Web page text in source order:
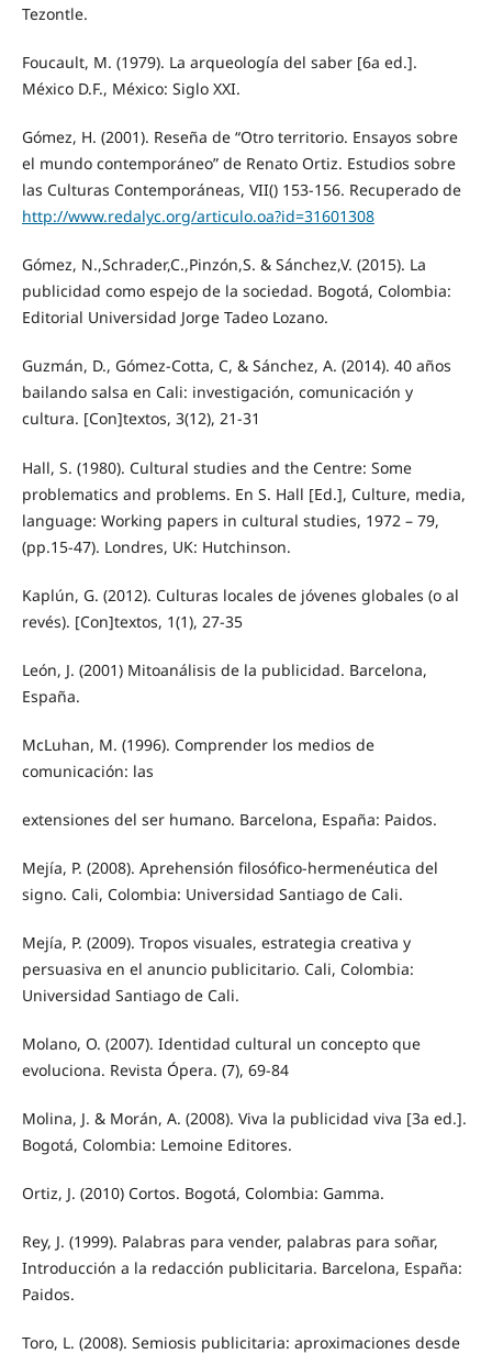
Tezontle.
Foucault, M. (1979). La arqueología del saber [6a ed.].
México D.F., México: Siglo XXI.
Gómez, H. (2001). Reseña de “Otro territorio. Ensayos sobre
el mundo contemporáneo” de Renato Ortiz. Estudios sobre
las Culturas Contemporáneas, VII() 153-156. Recuperado de
http://www.redalyc.org/articulo.oa?id=31601308
Gómez, N.,Schrader,C.,Pinzón,S. & Sánchez,V. (2015). La
publicidad como espejo de la sociedad. Bogotá, Colombia:
Editorial Universidad Jorge Tadeo Lozano.
Guzmán, D., Gómez-Cotta, C, & Sánchez, A. (2014). 40 años
bailando salsa en Cali: investigación, comunicación y
cultura. [Con]textos, 3(12), 21-31
Hall, S. (1980). Cultural studies and the Centre: Some
problematics and problems. En S. Hall [Ed.], Culture, media,
language: Working papers in cultural studies, 1972 – 79,
(pp.15-47). Londres, UK: Hutchinson.
Kaplún, G. (2012). Culturas locales de jóvenes globales (o al
revés). [Con]textos, 1(1), 27-35
León, J. (2001) Mitoanálisis de la publicidad. Barcelona,
España.
McLuhan, M. (1996). Comprender los medios de
comunicación: las
extensiones del ser humano. Barcelona, España: Paidos.
Mejía, P. (2008). Aprehensión filosófico-hermenéutica del
signo. Cali, Colombia: Universidad Santiago de Cali.
Mejía, P. (2009). Tropos visuales, estrategia creativa y
persuasiva en el anuncio publicitario. Cali, Colombia:
Universidad Santiago de Cali.
Molano, O. (2007). Identidad cultural un concepto que
evoluciona. Revista Ópera. (7), 69-84
Molina, J. & Morán, A. (2008). Viva la publicidad viva [3a ed.].
Bogotá, Colombia: Lemoine Editores.
Ortiz, J. (2010) Cortos. Bogotá, Colombia: Gamma.
Rey, J. (1999). Palabras para vender, palabras para soñar,
Introducción a la redacción publicitaria. Barcelona, España:
Paidos.
Toro, L. (2008). Semiosis publicitaria: aproximaciones desde